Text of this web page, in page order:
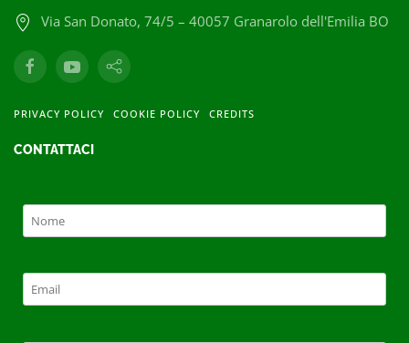
Via San Donato, 74/5 – 40057 Granarolo dell'Emilia BO
PRIVACY POLICY COOKIE POLICY CREDITS
CONTATTACI